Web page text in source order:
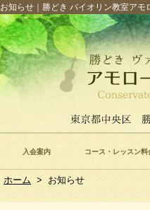
お知らせ｜勝どき バイオリン教室アモ
入会案内 コース・レッスン料
ホーム > お知らせ